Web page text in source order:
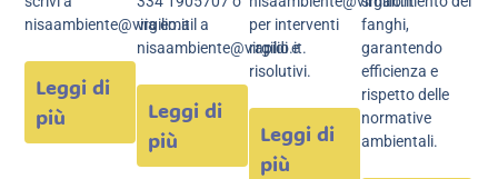
nisaambiente@virgilio.it
Leggi di
più
via email a
nisaambiente@virgilio.it.
Leggi di
più
per interventi
rapidi e
risolutivi.
Leggi di
più
fanghi,
garantendo
efficienza e
rispetto delle
normative
ambientali.